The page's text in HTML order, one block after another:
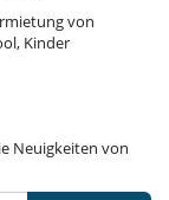
von
Kinder
Neuigkeiten von